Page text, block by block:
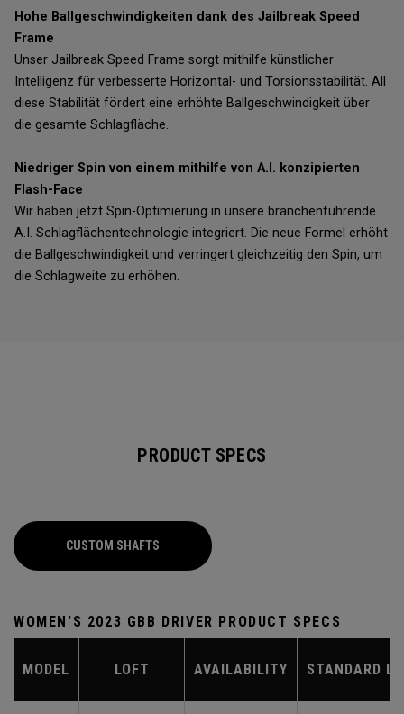
Hohe Ballgeschwindigkeiten dank des Jailbreak Speed
Frame
Unser Jailbreak Speed Frame sorgt mithilfe künstlicher
Intelligenz für verbesserte Horizontal- und Torsionsstabilität. All
diese Stabilität fördert eine erhöhte Ballgeschwindigkeit über
die gesamte Schlagfläche.
Niedriger Spin von einem mithilfe von A.I. konzipierten
Flash-Face
Wir haben jetzt Spin-Optimierung in unsere branchenführende
A.I. Schlagflächentechnologie integriert. Die neue Formel erhöht
die Ballgeschwindigkeit und verringert gleichzeitig den Spin, um
die Schlagweite zu erhöhen.
PRODUCT SPECS
CUSTOM SHAFTS
WOMEN'S 2023 GBB DRIVER PRODUCT SPECS
MODEL LOFT AVAILABILITY STANDARD